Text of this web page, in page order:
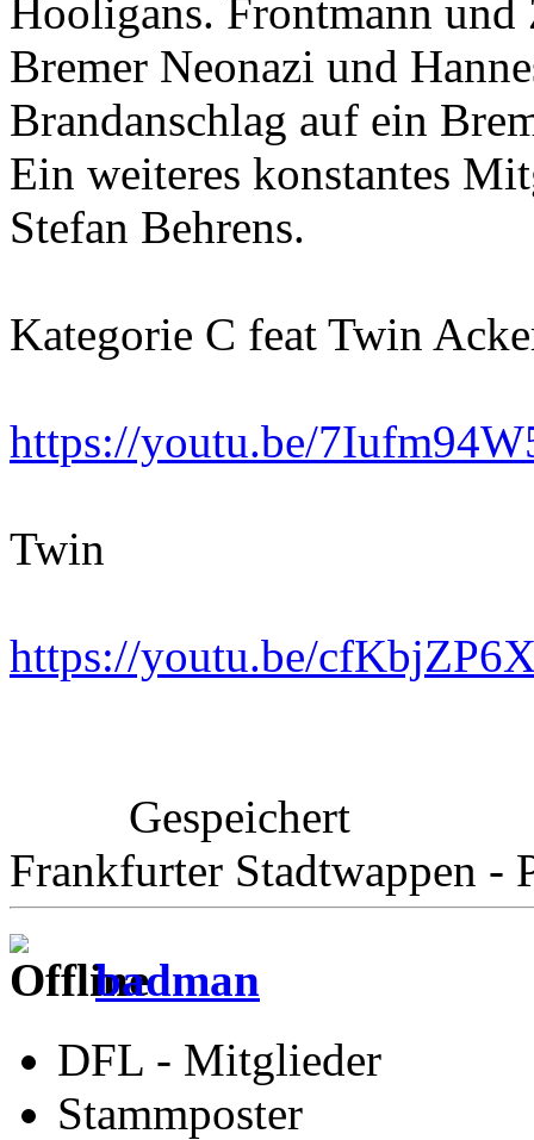
Hooligans. Frontmann
Bremer Neonazi und
Brandanschlag auf ein
Ein weiteres konstantes
Stefan Behrens.
Kategorie C feat Twin
https://youtu.be/
Twin
https://youtu.be/
Gespeichert
Frankfurter Stadtwappen -
badman
DFL - Mitglieder
Stammposter